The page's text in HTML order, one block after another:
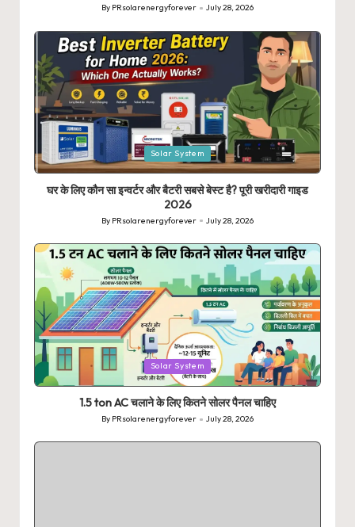
Posted
By PRsolarenergyforever July 28, 2026
Posted
in
Solar System
घर के लिए कौन सा इन्वर्टर और बैटरी सबसे बेस्ट है? पूरी खरीदारी गाइड
2026
Posted
By PRsolarenergyforever July 28, 2026
Posted
in
Solar System
1.5 ton AC चलाने के लिए कितने सोलर पैनल चाहिए
Posted
by
By PRsolarenergyforever July 28, 2026